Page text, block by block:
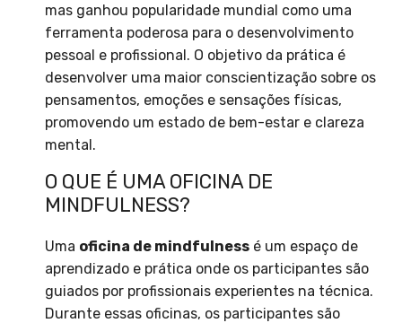
mas ganhou popularidade mundial como uma
ferramenta poderosa para o desenvolvimento
pessoal e profissional. O objetivo da prática é
desenvolver uma maior conscientização sobre os
pensamentos, emoções e sensações físicas,
promovendo um estado de bem-estar e clareza
mental.
O QUE É UMA OFICINA DE
MINDFULNESS?
Uma oficina de mindfulness é um espaço de
aprendizado e prática onde os participantes são
guiados por profissionais experientes na técnica.
Durante essas oficinas, os participantes são